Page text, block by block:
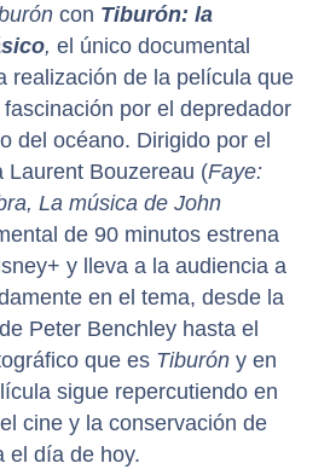
con Tiburón: la
, el único documental
realización de la película que
por el depredador
del océano. Dirigido por el
Laurent Bouzereau (Faye:
La música de John
de 90 minutos estrena
y lleva a la audiencia a
en el tema, desde la
Peter Benchley hasta el
que es Tiburón y en
sigue repercutiendo en
cine y la conservación de
el día de hoy.